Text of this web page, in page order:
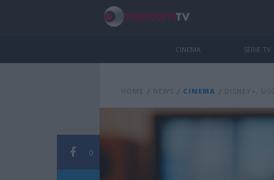
CINEMA SERIE TV
HOME / NEWS / CINEMA / DISNEY+,
0